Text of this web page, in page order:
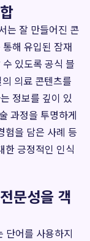
는 잘 만들어진 콘
해 유입된 잠재
있도록 공식 블
의료 콘텐츠를
정보를 깊이 있
과정을 투명하게
험을 담은 사례 등
한 긍정적인 인식
문성을 객
단어를 사용하지